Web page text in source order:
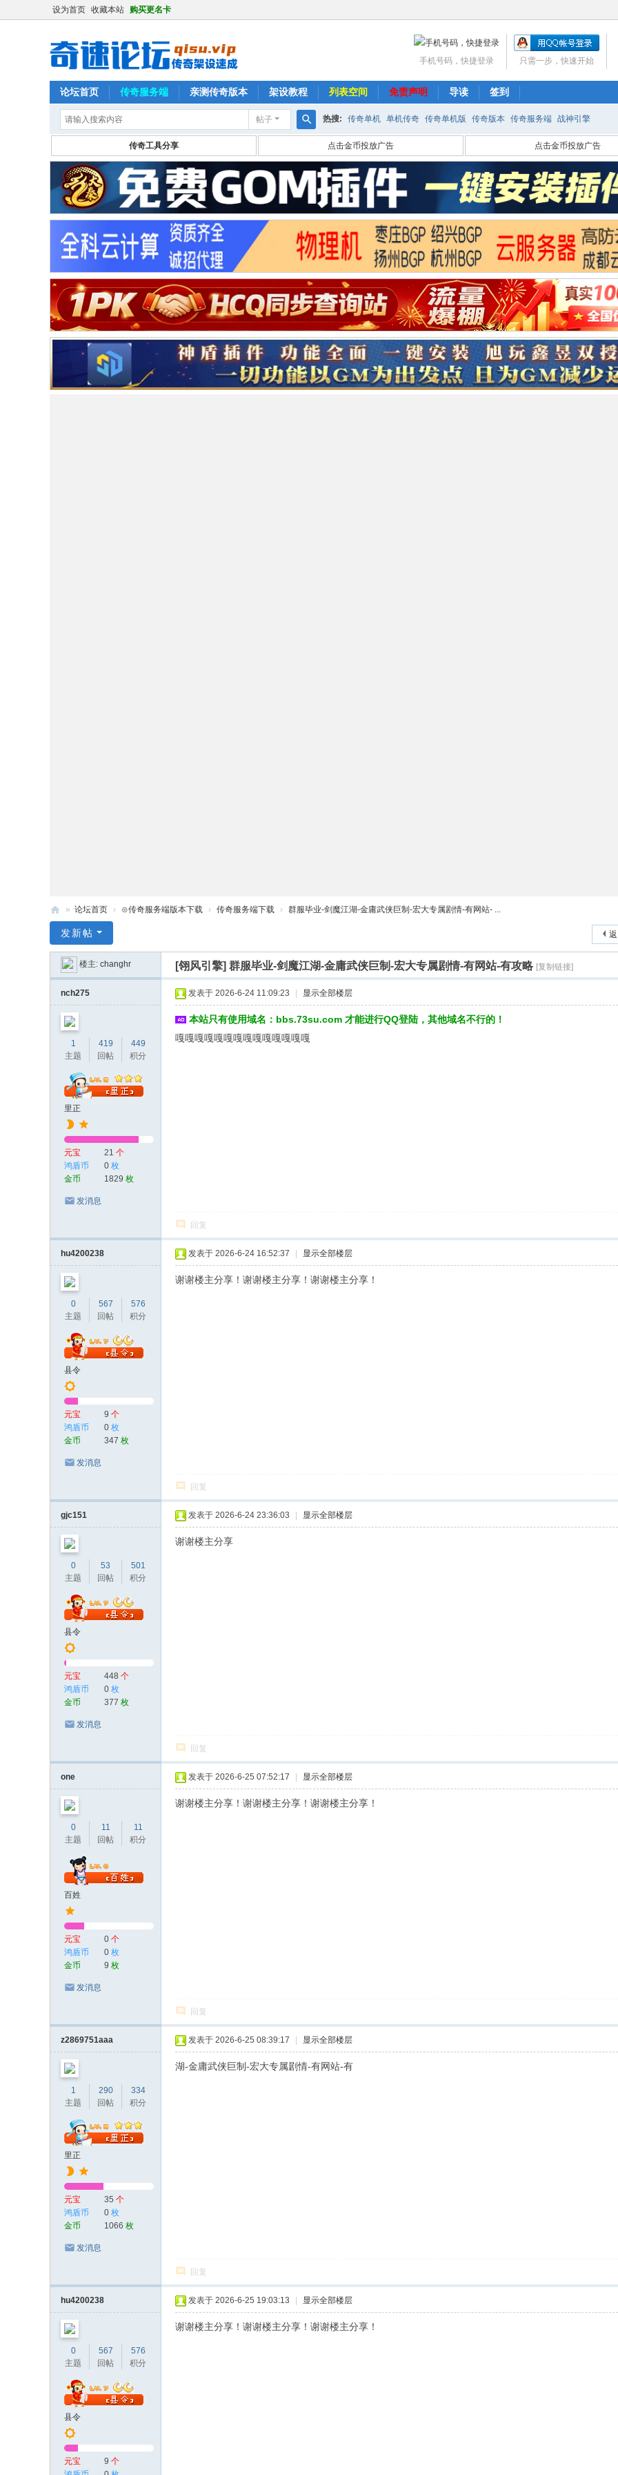
设为首页 收藏本站 购买更名卡
只需一步，快速开始
手机号码，快捷登录
论坛首页 传奇服务端 亲测传奇版本 架设教程 列表空间 免责声明 导读 签到
帖子
搜
索
热搜: 传奇单机 单机传奇 传奇单机版 传奇版本 传奇服务端 战神引擎
传奇工具分享 点击金币投放广告 点击金币投放广告
奇
» 论坛首页 › ⊙传奇服务端版本下载 › 传奇服务端下载 › 群服毕业-剑魔江湖-金庸武侠巨制-宏大专属剧情-有网站- ...
发新帖
楼主: changhr [翎风引擎] 群服毕业-剑魔江湖-金庸武侠巨制-宏大专属剧情-有网站-有攻略 [复制链接]
nch275
1
主题
419
回帖
449
积分
里正
元宝 21 个
鸿盾币
0 枚
金币
1829 枚
发消息
发表于 2026-6-24 11:09:23 显示全部楼层
本站只有使用域名：bbs.73su.com 才能进行QQ登陆，其他域名不行的！
嘎嘎嘎嘎嘎嘎嘎嘎嘎嘎嘎嘎嘎嘎
回复
hu4200238
0
主题
567
回帖
576
积分
县令
元宝 9 个
鸿盾币
0 枚
金币
347 枚
发消息
发表于 2026-6-24 16:52:37 显示全部楼层
谢谢楼主分享！谢谢楼主分享！谢谢楼主分享！
回复
gjc151
0
主题
53
回帖
501
积分
县令
元宝 448 个
鸿盾币
0 枚
金币
377 枚
发消息
发表于 2026-6-24 23:36:03 显示全部楼层
谢谢楼主分享
回复
one
0
主题
11
回帖
11
积分
百姓
元宝 0 个
鸿盾币
0 枚
金币
9 枚
发消息
发表于 2026-6-25 07:52:17 显示全部楼层
谢谢楼主分享！谢谢楼主分享！谢谢楼主分享！
回复
z2869751aaa
1
主题
290
回帖
334
积分
里正
元宝 35 个
鸿盾币
0 枚
金币
1066 枚
发消息
发表于 2026-6-25 08:39:17 显示全部楼层
湖-金庸武侠巨制-宏大专属剧情-有网站-有
回复
hu4200238
0
主题
567
回帖
576
积分
县令
元宝 9 个
发表于 2026-6-25 19:03:13 显示全部楼层
谢谢楼主分享！谢谢楼主分享！谢谢楼主分享！